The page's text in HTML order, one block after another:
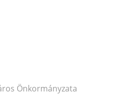
Önkormányzata